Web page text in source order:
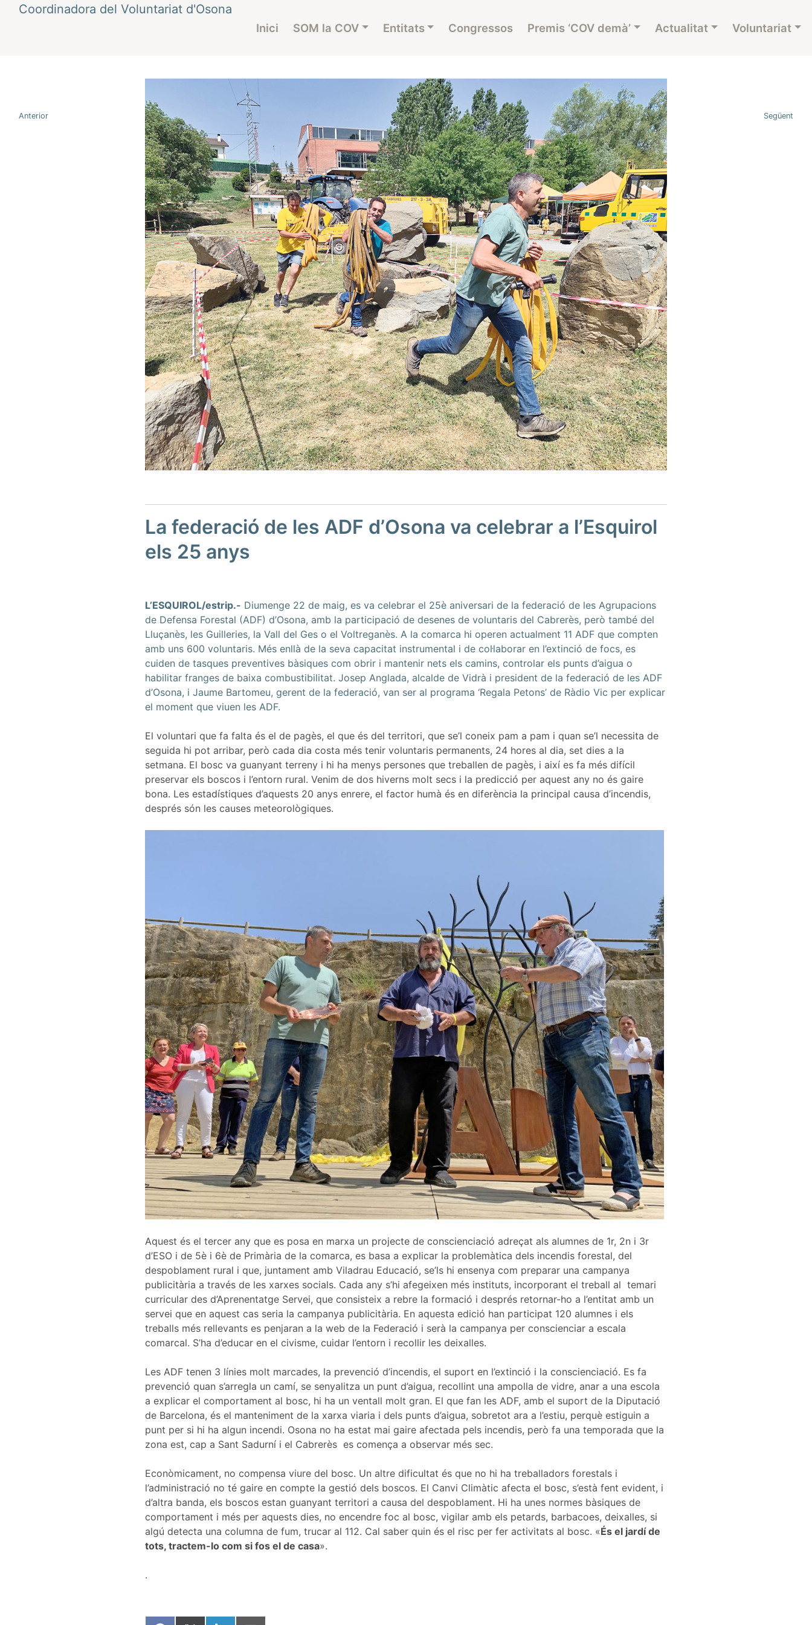
Coordinadora del Voluntariat d'Osona
Inici SOM la COV Entitats Congressos Premis ‘COV demà’ Actualitat Voluntariat
d'entrades
Anterior Següent
La federació de les ADF d’Osona va celebrar a l’Esquirol
els 25 anys
L’ESQUIROL/estrip.- Diumenge 22 de maig, es va celebrar el 25è aniversari de la federació de les Agrupacions
de Defensa Forestal (ADF) d’Osona, amb la participació de desenes de voluntaris del Cabrerès, però també del
Lluçanès, les Guilleries, la Vall del Ges o el Voltreganès. A la comarca hi operen actualment 11 ADF que compten
amb uns 600 voluntaris. Més enllà de la seva capacitat instrumental i de col·laborar en l’extinció de focs, es
cuiden de tasques preventives bàsiques com obrir i mantenir nets els camins, controlar els punts d’aigua o
habilitar franges de baixa combustibilitat. Josep Anglada, alcalde de Vidrà i president de la federació de les ADF
d’Osona, i Jaume Bartomeu, gerent de la federació, van ser al programa ‘Regala Petons’ de Ràdio Vic per explicar
el moment que viuen les ADF.
El voluntari que fa falta és el de pagès, el que és del territori, que se’l coneix pam a pam i quan se’l necessita de
seguida hi pot arribar, però cada dia costa més tenir voluntaris permanents, 24 hores al dia, set dies a la
setmana. El bosc va guanyant terreny i hi ha menys persones que treballen de pagès, i així es fa més difícil
preservar els boscos i l’entorn rural. Venim de dos hiverns molt secs i la predicció per aquest any no és gaire
bona. Les estadístiques d’aquests 20 anys enrere, el factor humà és en diferència la principal causa d’incendis,
després són les causes meteorològiques.
Aquest és el tercer any que es posa en marxa un projecte de conscienciació adreçat als alumnes de 1r, 2n i 3r
d’ESO i de 5è i 6è de Primària de la comarca, es basa a explicar la problemàtica dels incendis forestal, del
despoblament rural i que, juntament amb Viladrau Educació, se’ls hi ensenya com preparar una campanya
publicitària a través de les xarxes socials. Cada any s’hi afegeixen més instituts, incorporant el treball al temari
curricular des d’Aprenentatge Servei, que consisteix a rebre la formació i després retornar-ho a l’entitat amb un
servei que en aquest cas seria la campanya publicitària. En aquesta edició han participat 120 alumnes i els
treballs més rellevants es penjaran a la web de la Federació i serà la campanya per conscienciar a escala
comarcal. S’ha d’educar en el civisme, cuidar l’entorn i recollir les deixalles.
Les ADF tenen 3 línies molt marcades, la prevenció d’incendis, el suport en l’extinció i la conscienciació. Es fa
prevenció quan s’arregla un camí, se senyalitza un punt d’aigua, recollint una ampolla de vidre, anar a una escola
a explicar el comportament al bosc, hi ha un ventall molt gran. El que fan les ADF, amb el suport de la Diputació
de Barcelona, és el manteniment de la xarxa viaria i dels punts d’aigua, sobretot ara a l’estiu, perquè estiguin a
punt per si hi ha algun incendi. Osona no ha estat mai gaire afectada pels incendis, però fa una temporada que la
zona est, cap a Sant Sadurní i el Cabrerès es comença a observar més sec.
Econòmicament, no compensa viure del bosc. Un altre dificultat és que no hi ha treballadors forestals i
l’administració no té gaire en compte la gestió dels boscos. El Canvi Climàtic afecta el bosc, s’està fent evident, i
d’altra banda, els boscos estan guanyant territori a causa del despoblament. Hi ha unes normes bàsiques de
comportament i més per aquests dies, no encendre foc al bosc, vigilar amb els petards, barbacoes, deixalles, si
algú detecta una columna de fum, trucar al 112. Cal saber quin és el risc per fer activitats al bosc. «És el jardí de
tots, tractem-lo com si fos el de casa».
.